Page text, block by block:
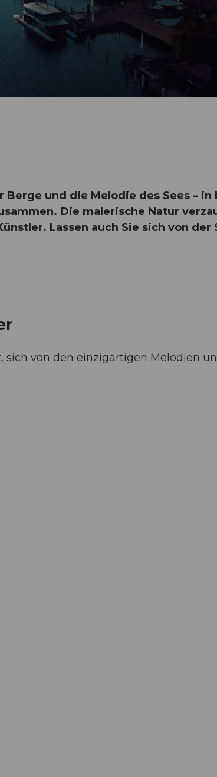
und die Melodie des Sees – in
Die malerische Natur
Lassen auch Sie sich von der
sich von den einzigartigen Melodien